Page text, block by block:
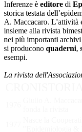
Inferenze è editore di
storica testata
A. Maccacaro. L’attività
insieme alla rivista
nei più importanti
si producono quaderni,
esempi.
La rivista